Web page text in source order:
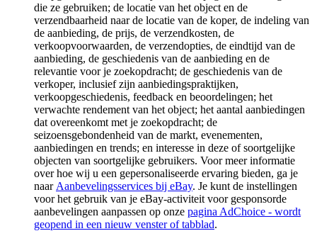
die ze gebruiken; de locatie van het object en de
verzendbaarheid naar de locatie van de koper, de indeling van
de aanbieding, de prijs, de verzendkosten, de
verkoopvoorwaarden, de verzendopties, de eindtijd van de
aanbieding, de geschiedenis van de aanbieding en de
relevantie voor je zoekopdracht; de geschiedenis van de
verkoper, inclusief zijn aanbiedingspraktijken,
verkoopgeschiedenis, feedback en beoordelingen; het
verwachte rendement van het object; het aantal aanbiedingen
dat overeenkomt met je zoekopdracht; de
seizoensgebondenheid van de markt, evenementen,
aanbiedingen en trends; en interesse in deze of soortgelijke
objecten van soortgelijke gebruikers. Voor meer informatie
over hoe wij u een gepersonaliseerde ervaring bieden, ga je
naar Aanbevelingsservices bij eBay. Je kunt de instellingen
voor het gebruik van je eBay-activiteit voor gesponsorde
aanbevelingen aanpassen op onze pagina AdChoice - wordt
geopend in een nieuw venster of tabblad.